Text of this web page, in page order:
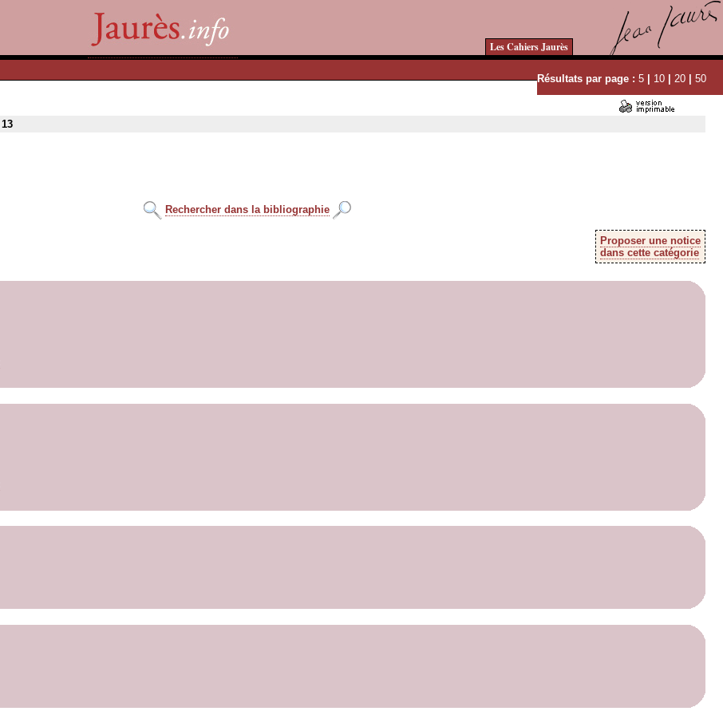
Les Cahiers Jaurès
Résultats par page : 5 | 10 | 20 | 50
13
Rechercher dans la bibliographie
Proposer une notice
dans cette catégorie